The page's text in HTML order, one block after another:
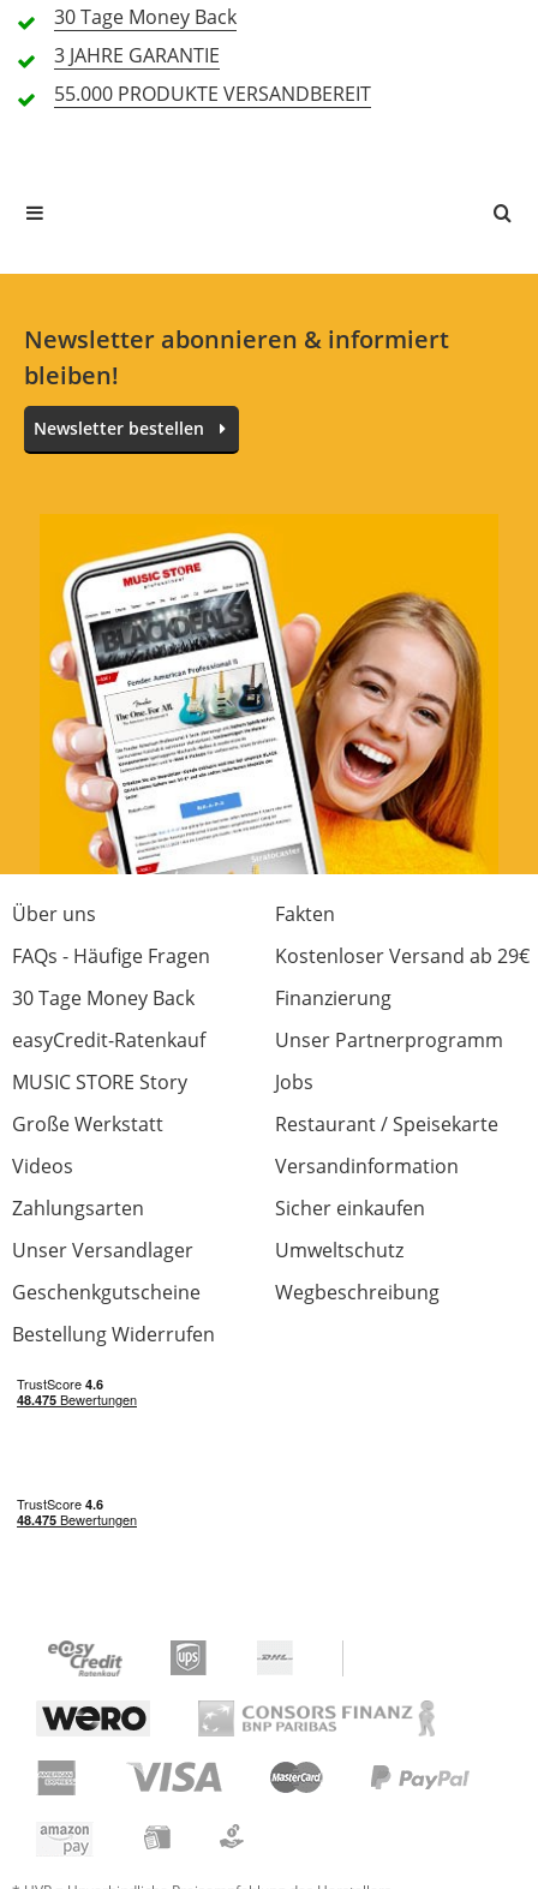
Verarbeitung (5,0)
4 Rezensionen
5 Sterne
1 Sterne
0 Kunden
In deiner Sprache gibt es noch keine Textbewertungen.
30 Tage Money Back
3 JAHRE GARANTIE
55.000 PRODUKTE VERSANDBEREIT
Newsletter abonnieren & informiert
bleiben!
Newsletter bestellen
Über uns
Fakten
FAQs - Häufige Fragen
Kostenloser Versand ab 29€
30 Tage Money Back
Finanzierung
easyCredit-Ratenkauf
Unser Partnerprogramm
MUSIC STORE Story
Jobs
Große Werkstatt
Restaurant / Speisekarte
Videos
Versandinformation
Zahlungsarten
Sicher einkaufen
Unser Versandlager
Umweltschutz
Geschenkgutscheine
Wegbeschreibung
Bestellung Widerrufen